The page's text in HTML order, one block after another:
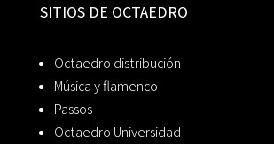
SITIOS DE OCTAEDRO
Octaedro distribución
Música y flamenco
Passos
Octaedro Universidad